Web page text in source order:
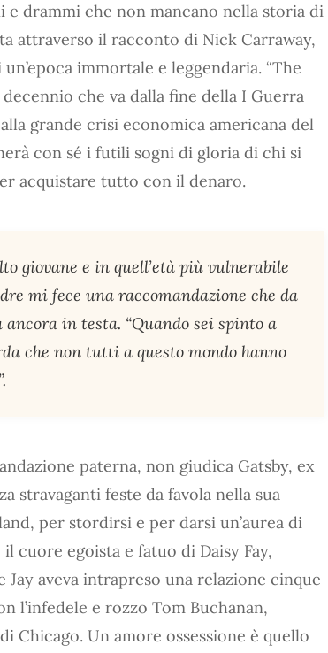
e drammi che non mancano nella storia di
attraverso il racconto di Nick Carraway,
immortale e leggendaria. “The
decennio che va dalla fine della I Guerra
grande crisi economica americana del
con sé i futili sogni di gloria di chi si
acquistare tutto con il denaro.
giovane e in quell’età più vulnerabile
mi fece una raccomandazione che da
in testa. “Quando sei spinto a
che non tutti a questo mondo hanno
paterna, non giudica Gatsby, ex
stravaganti feste da favola nella sua
per stordirsi e per darsi un’aurea di
egoista e fatuo di Daisy Fay,
aveva intrapreso una relazione cinque
l’infedele e rozzo Tom Buchanan,
Chicago. Un amore ossessione è quello